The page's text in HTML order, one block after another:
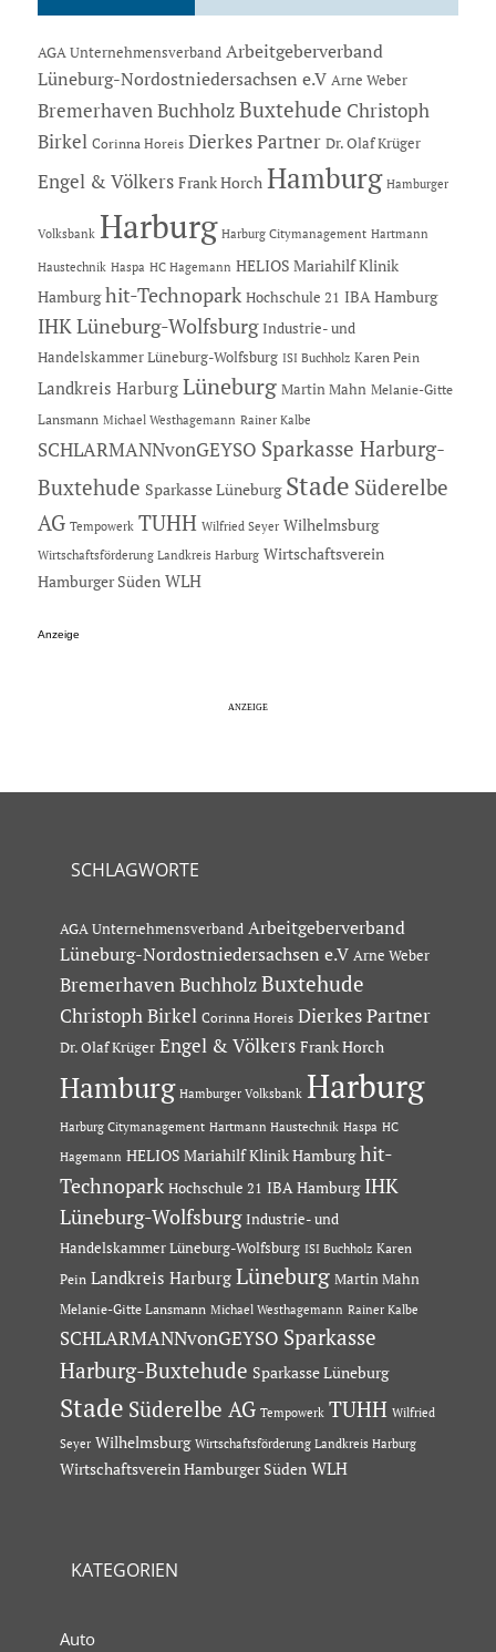
AGA Unternehmensverband Arbeitgeberverband
Lüneburg-Nordostniedersachsen e.V Arne Weber
Bremerhaven Buchholz Buxtehude Christoph
Birkel Corinna Horeis Dierkes Partner Dr. Olaf Krüger
Engel & Völkers Frank Horch Hamburg Hamburger
Volksbank Harburg Harburg Citymanagement Hartmann
Haustechnik Haspa HC Hagemann HELIOS Mariahilf Klinik
Hamburg hit-Technopark Hochschule 21 IBA Hamburg
IHK Lüneburg-Wolfsburg Industrie- und
Handelskammer Lüneburg-Wolfsburg ISI Buchholz Karen Pein
Landkreis Harburg Lüneburg Martin Mahn Melanie-Gitte
Lansmann Michael Westhagemann Rainer Kalbe
SCHLARMANNvonGEYSO Sparkasse Harburg-
Buxtehude Sparkasse Lüneburg Stade Süderelbe
AG Tempowerk TUHH Wilfried Seyer Wilhelmsburg
Wirtschaftsförderung Landkreis Harburg Wirtschaftsverein
Hamburger Süden WLH
Anzeige
SCHLAGWORTE
AGA Unternehmensverband Arbeitgeberverband
Lüneburg-Nordostniedersachsen e.V Arne Weber
Bremerhaven Buchholz Buxtehude
Christoph Birkel Corinna Horeis Dierkes Partner
Dr. Olaf Krüger Engel & Völkers Frank Horch
Hamburg Hamburger Volksbank Harburg
Harburg Citymanagement Hartmann Haustechnik Haspa HC
Hagemann HELIOS Mariahilf Klinik Hamburg hit-
Technopark Hochschule 21 IBA Hamburg IHK
Lüneburg-Wolfsburg Industrie- und
Handelskammer Lüneburg-Wolfsburg ISI Buchholz Karen
Pein Landkreis Harburg Lüneburg Martin Mahn
Melanie-Gitte Lansmann Michael Westhagemann Rainer Kalbe
SCHLARMANNvonGEYSO Sparkasse
Harburg-Buxtehude Sparkasse Lüneburg
Stade Süderelbe AG Tempowerk TUHH Wilfried
Seyer Wilhelmsburg Wirtschaftsförderung Landkreis Harburg
Wirtschaftsverein Hamburger Süden WLH
KATEGORIEN
Auto